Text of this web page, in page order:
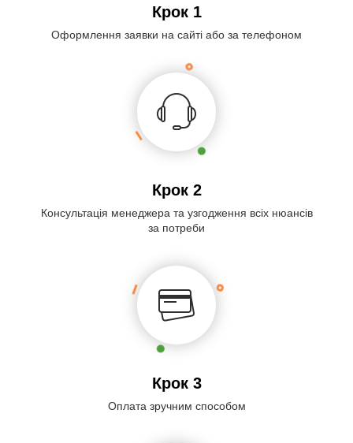
Крок 1
Оформлення заявки на сайті або за телефоном
Крок 2
Консультація менеджера та узгодження всіх нюансів
за потреби
Крок 3
Оплата зручним способом